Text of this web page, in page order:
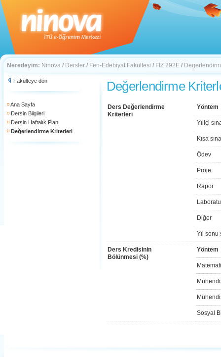
Neredeyim: Ninova / Dersler / Fen-Edebiyat Fakültesi / FIZ 292E /
Fakülteye dön
Ana Sayfa
Dersin Bilgileri
Dersin Haftalık Planı
Değerlendirme Kriterleri
Değerlendirme
Ders Değerlendirme
Kriterleri
Yöntem
Yıliçi
Kısa
Ödev
Proje
Rapor
Diğer
Yıl sonu
Ders Kredisinin
Bölünmesi (%)
Yöntem
Sosyal